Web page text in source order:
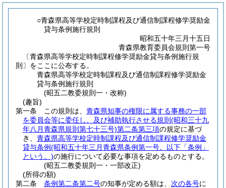
○青森県高等学校定時制課程及び通信制課程修学奨励金
貸与条例施行規則
昭和五十年三月十五日
青森県教育委員会規則第一号
〔青森県高等学校定時制課程修学奨励金貸与条例施行規
則〕をここに公布する。
青森県高等学校定時制課程及び通信制課程修学奨励金
貸与条例施行規則
(昭五二教委規則一・改称)
(趣旨)
第一条
この規則は、 青森県知事の権限に属する事務の一部
を委員会等に委任し、及び補助執行させる規則 (昭和三十九
年八月青森県規則第七十三号)第二条第三項の規定に基づ
き、 青森県高等学校定時制課程及び通信制課程修学奨励金
貸与条例(昭和五十年三月青森県条例第一号。以下「条例」
という。)の施行について必要な事項を定めるものとする。
(昭五二教委規則一・一部改正)
(所得の額)
第二条
条例第二条第二号の知事が定める額は、 次の各号に